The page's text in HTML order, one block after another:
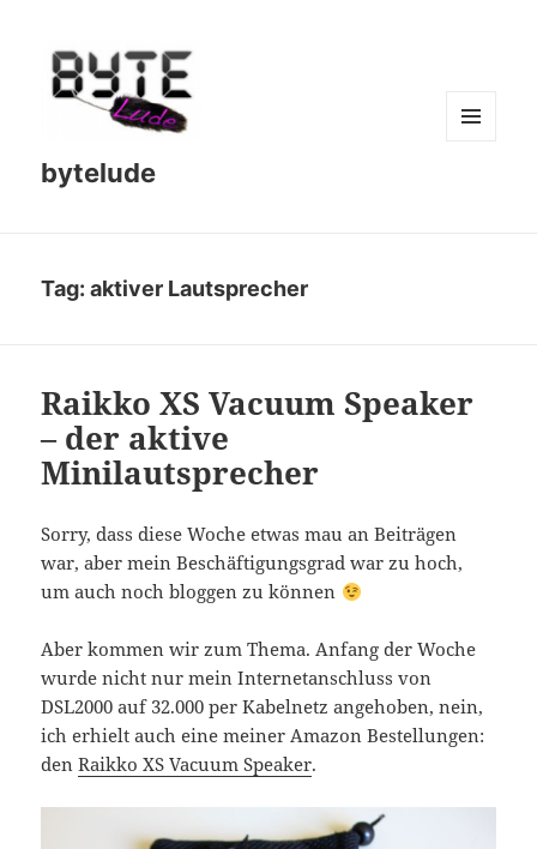
bytelude
Tag:aktiver Lautsprecher
Raikko XS Vacuum Speaker
– der aktive
Minilautsprecher
Sorry, dass diese Woche etwas mau an Beiträgen
war, aber mein Beschäftigungsgrad war zu hoch,
um auch noch bloggen zu können
Aber kommen wir zum Thema. Anfang der Woche
wurde nicht nur mein Internetanschluss von
DSL2000 auf 32.000 per Kabelnetz angehoben, nein,
ich erhielt auch eine meiner Amazon Bestellungen:
denRaikko XS Vacuum Speaker.